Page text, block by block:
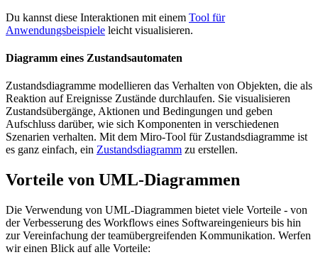
Du kannst diese Interaktionen mit einem Tool für
Anwendungsbeispiele leicht visualisieren.
Diagramm eines Zustandsautomaten
Zustandsdiagramme modellieren das Verhalten von Objekten, die als
Reaktion auf Ereignisse Zustände durchlaufen. Sie visualisieren
Zustandsübergänge, Aktionen und Bedingungen und geben
Aufschluss darüber, wie sich Komponenten in verschiedenen
Szenarien verhalten. Mit dem Miro-Tool für Zustandsdiagramme ist
es ganz einfach, ein Zustandsdiagramm zu erstellen.
Vorteile von UML-Diagrammen
Die Verwendung von UML-Diagrammen bietet viele Vorteile - von
der Verbesserung des Workflows eines Softwareingenieurs bis hin
zur Vereinfachung der teamübergreifenden Kommunikation. Werfen
wir einen Blick auf alle Vorteile: